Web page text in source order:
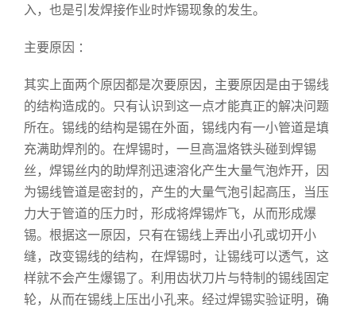
入，也是引发焊接作业时炸锡现象的发生。
主要原因 ：
其实上面两个原因都是次要原因，主要原因是由于锡线
的结构造成的。只有认识到这一点才能真正的解决问题
所在。锡线的结构是锡在外面，锡线内有一小管道是填
充满助焊剂的。在焊锡时，一旦高温烙铁头碰到焊锡
丝，焊锡丝内的助焊剂迅速溶化产生大量气泡炸开，因
为锡线管道是密封的，产生的大量气泡引起高压，当压
力大于管道的压力时，形成将焊锡炸飞，从而形成爆
锡。根据这一原因，只有在锡线上弄出小孔或切开小
缝，改变锡线的结构，在焊锡时，让锡线可以透气，这
样就不会产生爆锡了。利用齿状刀片与特制的锡线固定
轮，从而在锡线上压出小孔来。经过焊锡实验证明，确